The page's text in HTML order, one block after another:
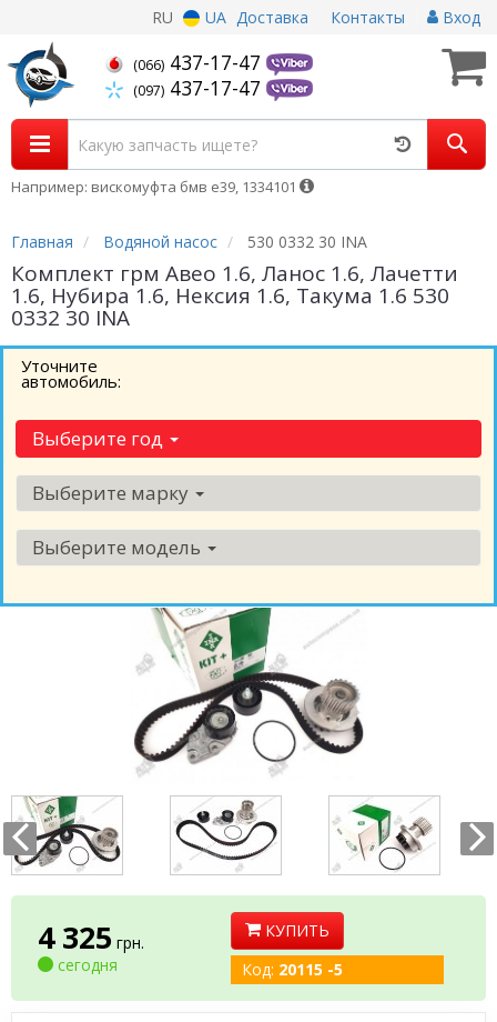
RU UA Доставка Контакты Вход
(066) 437-17-47
(097) 437-17-47
Например: вискомуфта бмв е39, 1334101
Главная Водяной насос 530 0332 30 INA
Комплект грм Авео 1.6, Ланос 1.6, Лачетти
1.6, Нубира 1.6, Нексия 1.6, Такума 1.6 530
0332 30 INA
Уточните
автомобиль:
Выберите год
Выберите марку
Выберите модель
4 325 грн.
сегодня
КУПИТЬ
Код: 20115 -5